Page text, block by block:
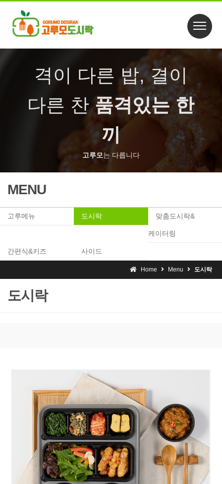
격이 다른 밥, 결이
다른 찬품격있는 한
끼
고루모는 다릅니다
MENU
고루메뉴 도시락 맞춤도시락&
케이터링
간편식&키즈 사이드
Home Menu 도시락
도시락
우렁찬)탕수육